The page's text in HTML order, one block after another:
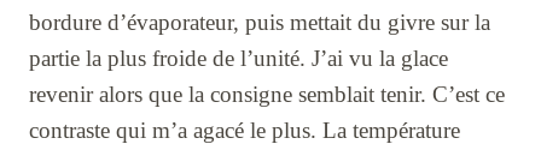
bordure d’évaporateur, puis mettait du givre sur la
partie la plus froide de l’unité. J’ai vu la glace
revenir alors que la consigne semblait tenir. C’est ce
contraste qui m’a agacé le plus. La température